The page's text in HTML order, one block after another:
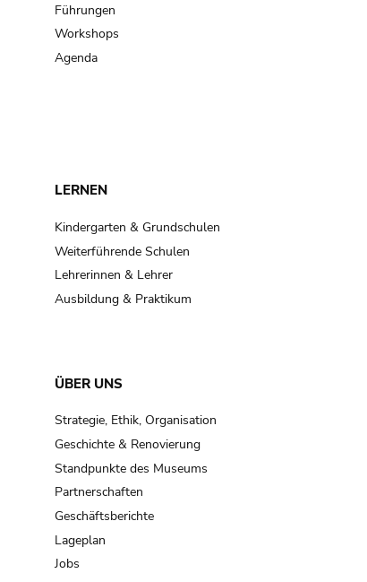
Führungen
Workshops
Agenda
LERNEN
Kindergarten & Grundschulen
Weiterführende Schulen
Lehrerinnen & Lehrer
Ausbildung & Praktikum
ÜBER UNS
Strategie, Ethik, Organisation
Geschichte & Renovierung
Standpunkte des Museums
Partnerschaften
Geschäftsberichte
Lageplan
Jobs